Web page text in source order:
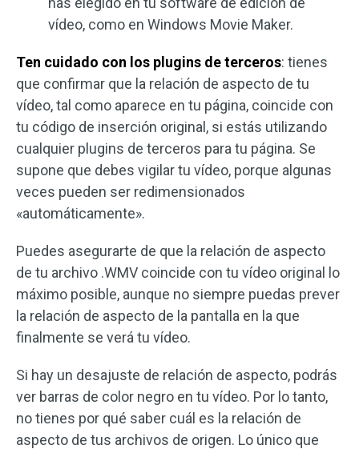
vídeo, como en Windows Movie Maker.
Ten cuidado con los plugins de terceros: tienes
que confirmar que la relación de aspecto de tu
vídeo, tal como aparece en tu página, coincide con
tu código de inserción original, si estás utilizando
cualquier plugins de terceros para tu página. Se
supone que debes vigilar tu vídeo, porque algunas
veces pueden ser redimensionados
«automáticamente».
Puedes asegurarte de que la relación de aspecto
de tu archivo .WMV coincide con tu vídeo original lo
máximo posible, aunque no siempre puedas prever
la relación de aspecto de la pantalla en la que
finalmente se verá tu vídeo.
Si hay un desajuste de relación de aspecto, podrás
ver barras de color negro en tu vídeo. Por lo tanto,
no tienes por qué saber cuál es la relación de
aspecto de tus archivos de origen. Lo único que